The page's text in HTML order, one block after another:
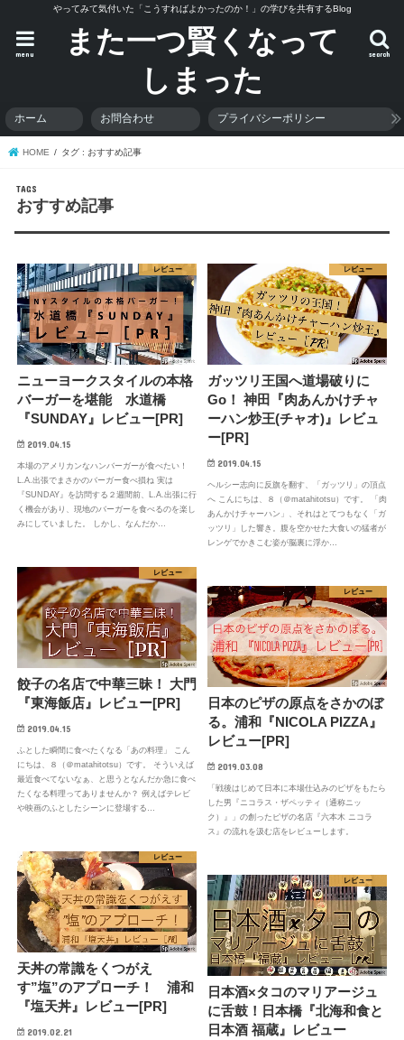
やってみて気付いた「こうすればよかったのか！」の学びを共有するBlog
また一つ賢くなって
しまった
search
menu
ホーム お問合わせ プライバシーポリシー
HOME タグ : おすすめ記事
おすすめ記事
レビュー
ニューヨークスタイルの本格
バーガーを堪能 水道橋
『SUNDAY』レビュー[PR]
2019.04.15
本場のアメリカンなハンバーガーが食べたい！
L.A.出張でまさかのバーガー食べ損ね 実は
『SUNDAY』を訪問する２週間前、L.A.出張に行
く機会があり、現地のバーガーを食べるのを楽し
みにしていました。 しかし、なんだか…
レビュー
ガッツリ王国へ道場破りに
Go！ 神田『肉あんかけチャ
ーハン炒王(チャオ)』レビュ
ー[PR]
2019.04.15
ヘルシー志向に反旗を翻す、「ガッツリ」の頂点
へ こんにちは、８（＠matahitotsu）です。 「肉
あんかけチャーハン」、それはとてつもなく「ガ
ッツリ」した響き。腹を空かせた大食いの猛者が
レンゲでかきこむ姿が脳裏に浮か…
レビュー
餃子の名店で中華三昧！ 大門
『東海飯店』レビュー[PR]
2019.04.15
ふとした瞬間に食べたくなる「あの料理」 こん
にちは、８（＠matahitotsu）です。 そういえば
最近食べてないなぁ、と思うとなんだか急に食べ
たくなる料理ってありませんか？ 例えばテレビ
や映画のふとしたシーンに登場する…
レビュー
日本のピザの原点をさかのぼ
る。浦和『NICOLA PIZZA』
レビュー[PR]
2019.03.08
「戦後はじめて日本に本場仕込みのピザをもたら
した男『ニコラス・ザペッティ（通称ニッ
ク）』」の創ったピザの名店『六本木 ニコラ
ス』の流れを汲む店をレビューします。
レビュー
天丼の常識をくつがえ
す”塩”のアプローチ！ 浦和
『塩天丼』レビュー[PR]
2019.02.21
レビュー
日本酒×タコのマリアージュ
に舌鼓！日本橋『北海和食と
日本酒 福蔵』レビュー